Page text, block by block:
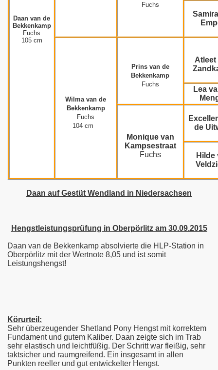
Daan van de
Bekkenkamp
Fuchs
105 cm
Fuchs
Wilma van de
Bekkenkamp
Fuchs
104 cm
Prins van de
Bekkenkamp
Fuchs
Atleet
Lea
Monique van
Kampsestraat
Fuchs
de
Hilde
Daan auf Gestüt Wendland in Niedersachsen
Hengstleistungsprüfung in Oberpörlitz am 30.09.2015
Daan van de Bekkenkamp absolvierte die HLP-Station in
Oberpörlitz mit der Wertnote 8,05 und ist somit
Leistungshengst!
Körurteil:
Sehr überzeugender Shetland Pony Hengst mit korrektem
Fundament und gutem Kaliber. Daan zeigte sich im Trab
sehr elastisch und leichtfüßig. Der Schritt war fleißig, sehr
taktsicher und raumgreifend. Ein insgesamt in allen
Punkten reeller und gut entwickelter Hengst.